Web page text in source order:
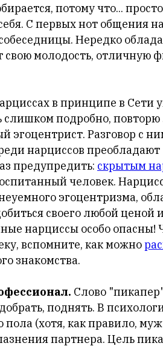
потому что...
С первых нот общения
Нередко
свою молодость, отличную
в принципе в Сети
слишком подробно,
эгоцентрист. Разговор с
нарциссов
предупредить: скрытым
человек.
эгоцентризма,
своего любой ценой
нарциссы особо
вспомните, как можно
знакомства.
Слово
поднять. В
(хотя, как правило,
партнера. Цель